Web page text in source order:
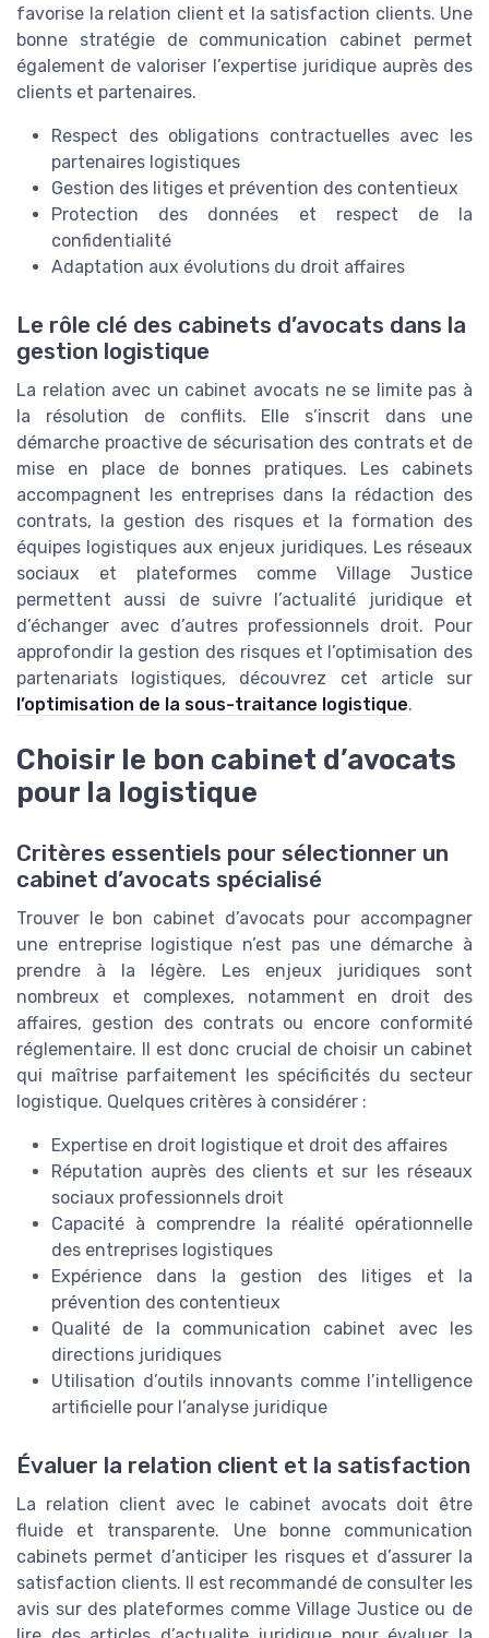
favorise la relation client et la satisfaction clients. Une
bonne stratégie de communication cabinet permet
également de valoriser l’expertise juridique auprès des
clients et partenaires.
Respect des obligations contractuelles avec les
partenaires logistiques
Gestion des litiges et prévention des contentieux
Protection des données et respect de la
confidentialité
Adaptation aux évolutions du droit affaires
Le rôle clé des cabinets d’avocats dans la
gestion logistique
La relation avec un cabinet avocats ne se limite pas à
la résolution de conflits. Elle s’inscrit dans une
démarche proactive de sécurisation des contrats et de
mise en place de bonnes pratiques. Les cabinets
accompagnent les entreprises dans la rédaction des
contrats, la gestion des risques et la formation des
équipes logistiques aux enjeux juridiques. Les réseaux
sociaux et plateformes comme Village Justice
permettent aussi de suivre l’actualité juridique et
d’échanger avec d’autres professionnels droit. Pour
approfondir la gestion des risques et l’optimisation des
partenariats logistiques, découvrez cet article sur
l’optimisation de la sous-traitance logistique.
Choisir le bon cabinet d’avocats
pour la logistique
Critères essentiels pour sélectionner un
cabinet d’avocats spécialisé
Trouver le bon cabinet d’avocats pour accompagner
une entreprise logistique n’est pas une démarche à
prendre à la légère. Les enjeux juridiques sont
nombreux et complexes, notamment en droit des
affaires, gestion des contrats ou encore conformité
réglementaire. Il est donc crucial de choisir un cabinet
qui maîtrise parfaitement les spécificités du secteur
logistique. Quelques critères à considérer :
Expertise en droit logistique et droit des affaires
Réputation auprès des clients et sur les réseaux
sociaux professionnels droit
Capacité à comprendre la réalité opérationnelle
des entreprises logistiques
Expérience dans la gestion des litiges et la
prévention des contentieux
Qualité de la communication cabinet avec les
directions juridiques
Utilisation d’outils innovants comme l’intelligence
artificielle pour l’analyse juridique
Évaluer la relation client et la satisfaction
La relation client avec le cabinet avocats doit être
fluide et transparente. Une bonne communication
cabinets permet d’anticiper les risques et d’assurer la
satisfaction clients. Il est recommandé de consulter les
avis sur des plateformes comme Village Justice ou de